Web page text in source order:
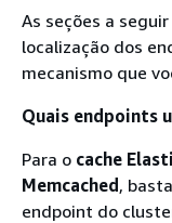
As seções a
localização dos
mecanismo que
Quais endpoints
Para o cache
Memcached ,
endpoint do